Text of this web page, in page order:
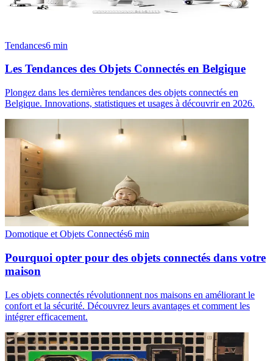
Tendances6 min
Les Tendances des Objets Connectés en Belgique
Plongez dans les dernières tendances des objets connectés en
Belgique. Innovations, statistiques et usages à découvrir en 2026.
Domotique et Objets Connectés6 min
Pourquoi opter pour des objets connectés dans votre
maison
Les objets connectés révolutionnent nos maisons en améliorant le
confort et la sécurité. Découvrez leurs avantages et comment les
intégrer efficacement.